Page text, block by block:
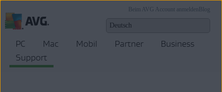
Blog
Beim AVG Account anmelden
PC Mac Mobil Partner
Business
Support